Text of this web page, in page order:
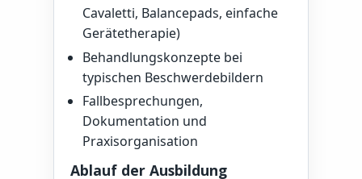
Cavaletti, Balancepads, einfache
Gerätetherapie)
Behandlungskonzepte bei
typischen Beschwerdebildern
Fallbesprechungen,
Dokumentation und
Praxisorganisation
Ablauf der Ausbildung